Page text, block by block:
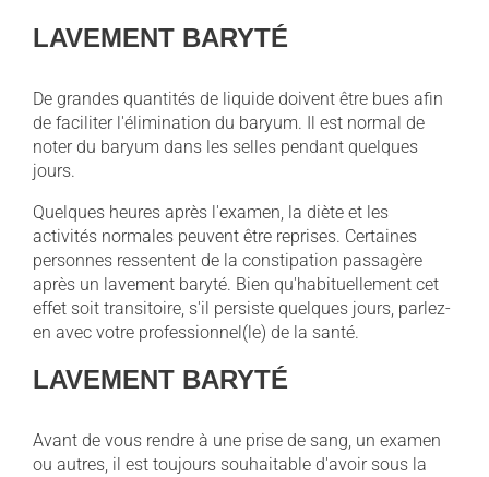
LAVEMENT BARYTÉ
De grandes quantités de liquide doivent être bues afin
de faciliter l'élimination du baryum. Il est normal de
noter du baryum dans les selles pendant quelques
jours.
Quelques heures après l'examen, la diète et les
activités normales peuvent être reprises. Certaines
personnes ressentent de la constipation passagère
après un lavement baryté. Bien qu'habituellement cet
effet soit transitoire, s'il persiste quelques jours, parlez-
en avec votre professionnel(le) de la santé.
LAVEMENT BARYTÉ
Avant de vous rendre à une prise de sang, un examen
ou autres, il est toujours souhaitable d'avoir sous la